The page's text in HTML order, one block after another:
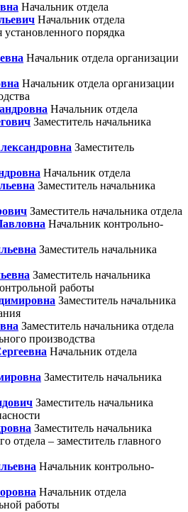
Начальник отдела
Начальник отдела
порядка
Начальник отдела организации
Начальник отдела организации
Начальник отдела
Заместитель начальника
Заместитель
Начальник отдела
Заместитель начальника
Заместитель начальника отдела
Начальник контрольно-
Заместитель начальника
Заместитель начальника
работы
Заместитель начальника
Заместитель начальника отдела
производства
Начальник отдела
Заместитель начальника
Заместитель начальника
Заместитель начальника
отдела – заместитель главного
Начальник контрольно-
Начальник отдела
работы